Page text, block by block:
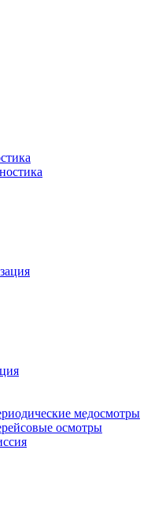
медосмотры
осмотры